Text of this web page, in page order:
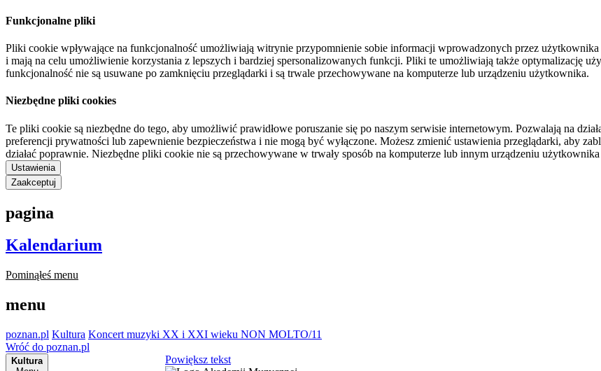
Funkcjonalne pliki
Pliki cookie wpływające na funkcjonalność umożliwiają witrynie przypomnienie sobie informacji wprowadzonych przez
i mają na celu umożliwienie korzystania z lepszych i bardziej spersonalizowanych funkcji. Pliki te umożliwiają także optymalizację
funkcjonalność nie są usuwane po zamknięciu przeglądarki i są trwale przechowywane na komputerze lub urządzeniu użytkownika.
Niezbędne pliki cookies
Te pliki cookie są niezbędne do tego, aby umożliwić prawidłowe poruszanie się po naszym serwisie internetowym. Pozwalają na
preferencji prywatności lub zapewnienie bezpieczeństwa i nie mogą być wyłączone. Możesz zmienić ustawienia przeglądarki, aby
działać poprawnie. Niezbędne pliki cookie nie są przechowywane w trwały sposób na komputerze lub innym urządzeniu
Ustawienia
Zaakceptuj
pagina
Kalendarium
Pominąłeś menu
menu
poznan.pl Kultura Koncert muzyki XX i XXI wieku NON MOLTO/11
Wróć do poznan.pl
Kultura
Powiększ tekst